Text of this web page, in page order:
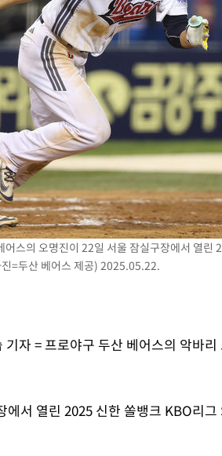
견…감정가 1.3억원
닷새 만에 숨진 채 발견
팀' 일본과 한일전
명 사망·1명 실종
' 무더위, 열대야 계속[다음주 날
…쇄신의 기회로 삼겠다"
"실망과 걱정 안겨드려 죄송"
대 150㎜ 비
나스닥 1.3%↑
스의 오명진이 22일 서울 잠실구장에서 열린
=두산 베어스 제공) 2025.05.22.
자 = 프로야구 두산 베어스의 악바
에서 열린 2025 신한 쏠뱅크 KBO리